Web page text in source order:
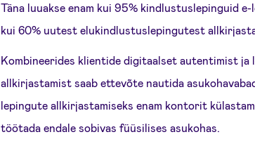
Täna luuakse enam kui 95% kindlustuslepinguid
kui 60% uutest elukindlustuslepingutest
Kombineerides klientide digitaalset autentimist ja
allkirjastamist saab ettevõte nautida
lepingute allkirjastamiseks enam kontorit
töötada endale sobivas füüsilises asukohas.